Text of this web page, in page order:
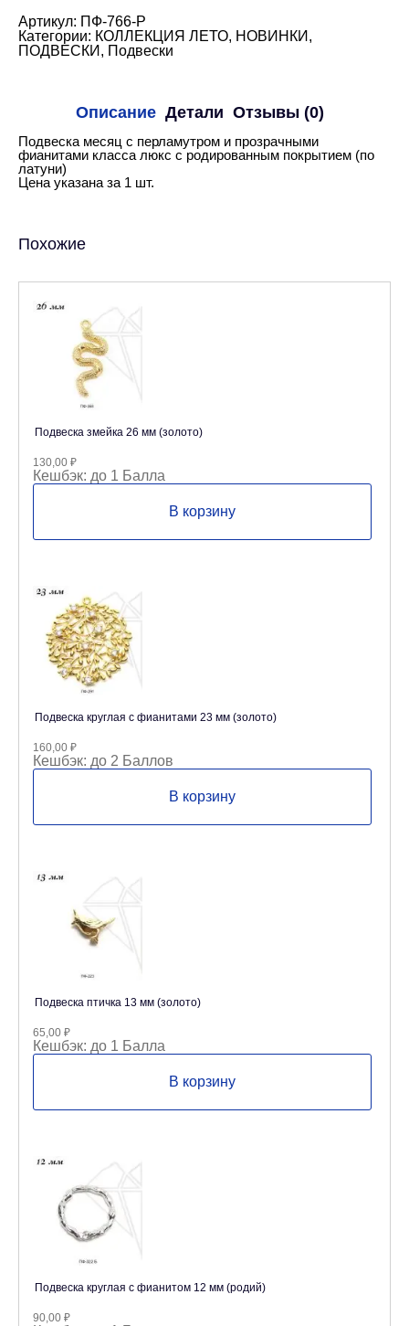
с
перламутром
и
Артикул: ПФ-766-Р
Категории: КОЛЛЕКЦИЯ ЛЕТО, НОВИНКИ ,
ПОДВЕСКИ , Подвески
Описание Детали Отзывы (0)
Подвеска месяц с перламутром и прозрачными
фианитами класса люкс с родированным покрытием (по
латуни)
Цена указана за 1 шт.
Похожие
Подвеска змейка 26 мм (золото)
130,00 ₽
Кешбэк: до 1 Балла
В корзину
Подвеска круглая с фианитами 23 мм (золото)
160,00 ₽
Кешбэк: до 2 Баллов
В корзину
Подвеска птичка 13 мм (золото)
65,00 ₽
Кешбэк: до 1 Балла
В корзину
Подвеска круглая с фианитом 12 мм (родий)
90,00 ₽